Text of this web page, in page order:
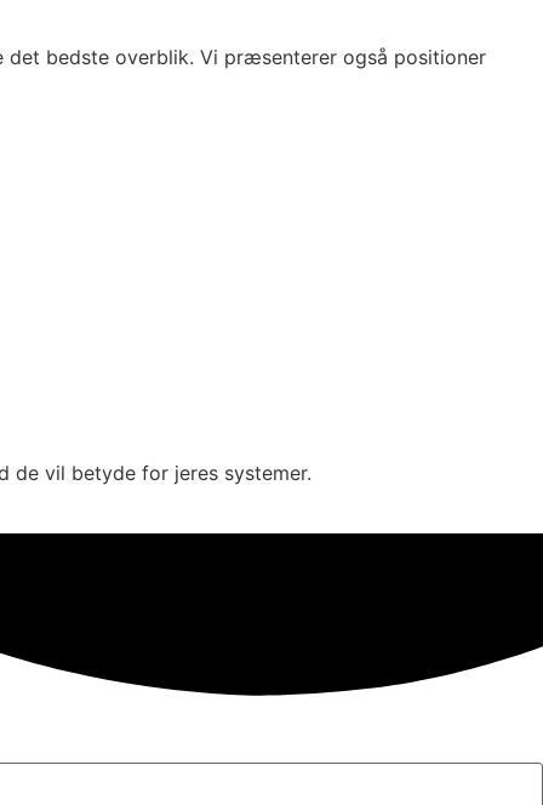
bedste overblik. Vi præsenterer også positioner
de vil betyde for jeres systemer.